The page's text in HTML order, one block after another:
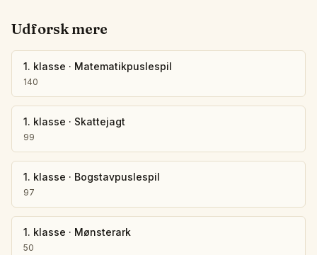
Udforsk mere
1. klasse · Matematikpuslespil
140
1. klasse · Skattejagt
99
1. klasse · Bogstavpuslespil
97
1. klasse · Mønsterark
50